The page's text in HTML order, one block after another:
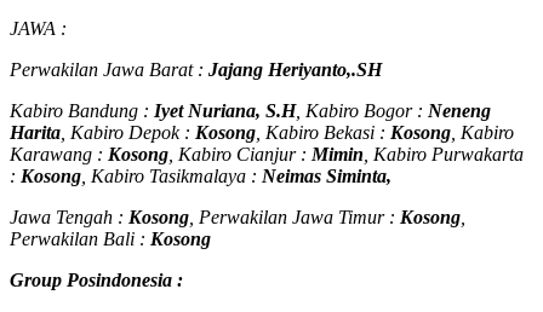
JAWA :
Perwakilan Jawa Barat : Jajang Heriyanto,.SH
Kabiro Bandung : Iyet Nuriana, S.H, Kabiro Bogor : Neneng
Harita , Kabiro Depok : Kosong , Kabiro Bekasi : Kosong , Kabiro
Karawang : Kosong , Kabiro Cianjur : Mimin , Kabiro Purwakarta
: Kosong , Kabiro Tasikmalaya : Neimas Siminta,
Jawa Tengah : Kosong , Perwakilan Jawa Timur : Kosong
Perwakilan Bali : Kosong
Group Posindonesia :